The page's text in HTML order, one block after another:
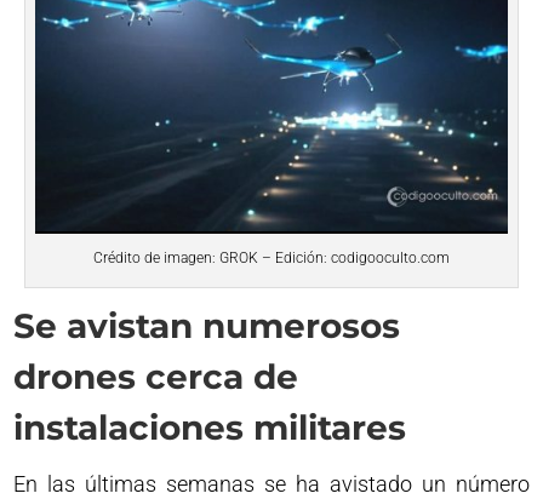
Crédito de imagen: GROK – Edición: codigooculto.com
Se avistan numerosos
drones cerca de
instalaciones militares
En las últimas semanas se ha avistado un número